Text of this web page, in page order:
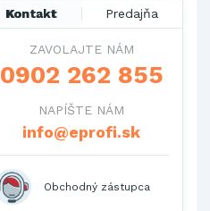
Kontakt Predajňa
ZAVOLAJTE NÁM
0902 262 855
NAPÍŠTE NÁM
info@eprofi.sk
Obchodný zástupca